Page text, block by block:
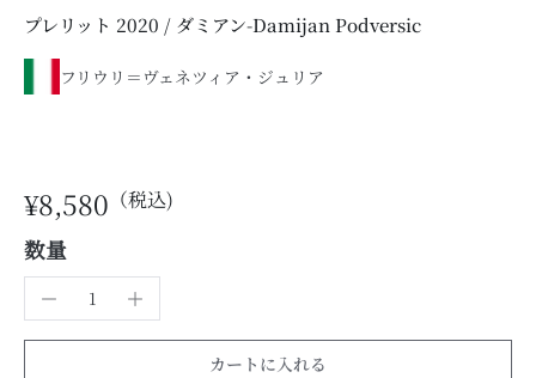
プレリット 2020 / ダミアン-Damijan Podversic
フリウリ＝ヴェネツィア・ジュリア
¥8,580
数量
カートに入れる